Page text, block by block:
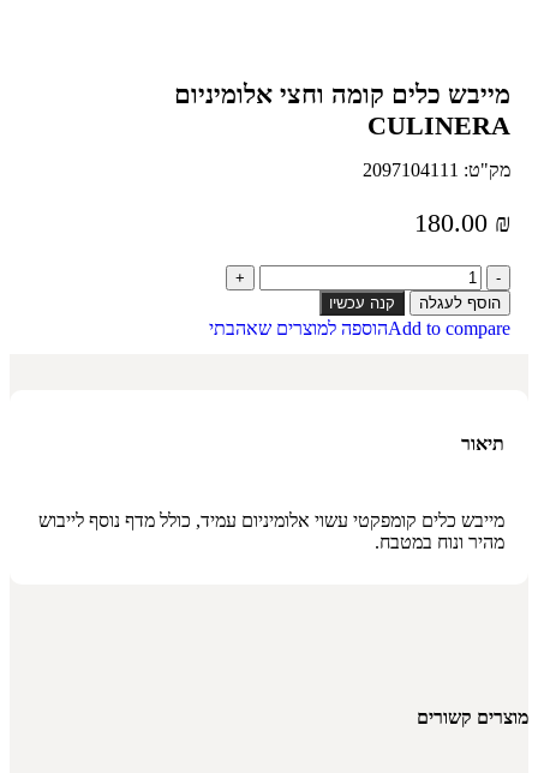
מייבש כלים קומה וחצי אלומיניום
CULINERA
מק"ט: 2097104111
180.00 ₪
הוסף לעגלה קנה עכשיו
Add to compareהוספה למוצרים שאהבתי
תיאור
מייבש כלים קומפקטי עשוי אלומיניום עמיד, כולל מדף נוסף לייבוש
מהיר ונוח במטבח.
מוצרים קשורים